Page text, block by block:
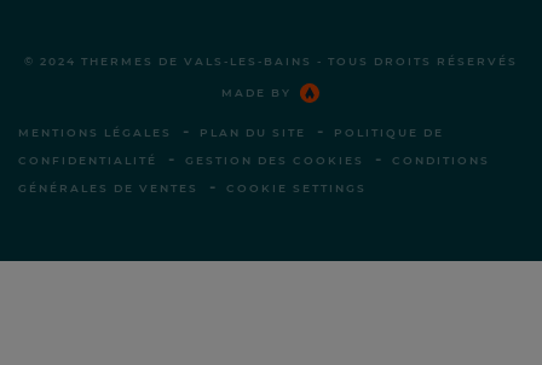
© 2024 THERMES DE VALS-LES-BAINS - TOUS DROITS RÉSERVÉS
MADE BY
MENTIONS LÉGALES - PLAN DU SITE - POLITIQUE DE
CONFIDENTIALITÉ - GESTION DES COOKIES - CONDITIONS
GÉNÉRALES DE VENTES - COOKIE SETTINGS